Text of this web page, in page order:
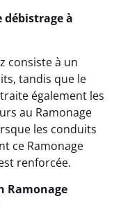
débistrage à
consiste à un
tandis que le
également les
au Ramonage
les conduits
ce Ramonage
renforcée.
Ramonage